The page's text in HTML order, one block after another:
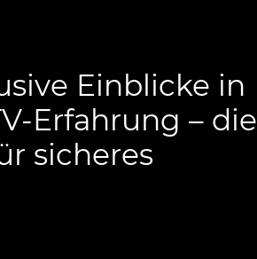
Einblicke in
Erfahrung – die
sicheres